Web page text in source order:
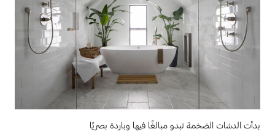
بدأت الدشات الضخمة تبدو مبالغًا فيها وباردة بصريًا